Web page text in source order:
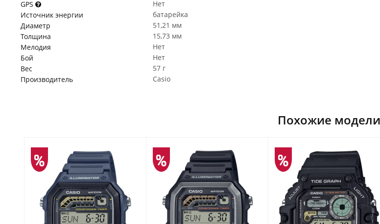
GPS
Нет
Источник энергии
батарейка
Диаметр
51,21 мм
Толщина
15,73 мм
Мелодия
Нет
Бой
Нет
Вес
57 г
Производитель
Casio
Похожие модели